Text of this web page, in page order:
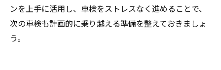
ンを上手に活用し、車検をストレスなく進めることで、
次の車検も計画的に乗り越える準備を整えておきましょ
う。